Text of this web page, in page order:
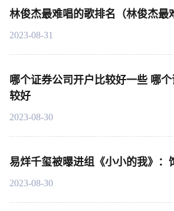
林俊杰最难唱的歌排名（林俊杰最
2023-08-31
哪个证券公司开户比较好一些 哪
较好
2023-08-30
易烊千玺被曝进组《小小的我》：
2023-08-30